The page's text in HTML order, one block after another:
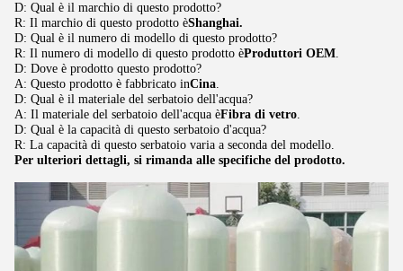
D: Qual è il marchio di questo prodotto?
R: Il marchio di questo prodotto èShanghai.
D: Qual è il numero di modello di questo prodotto?
R: Il numero di modello di questo prodotto èProduttori OEM.
D: Dove è prodotto questo prodotto?
A: Questo prodotto è fabbricato inCina.
D: Qual è il materiale del serbatoio dell'acqua?
A: Il materiale del serbatoio dell'acqua èFibra di vetro.
D: Qual è la capacità di questo serbatoio d'acqua?
R: La capacità di questo serbatoio varia a seconda del modello.
Per ulteriori dettagli, si rimanda alle specifiche del prodotto.